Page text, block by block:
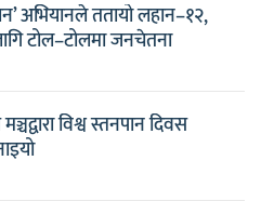
अभियानले ततायो लहान–१२,
टोल–टोलमा जनचेतना
विश्व स्तनपान दिवस